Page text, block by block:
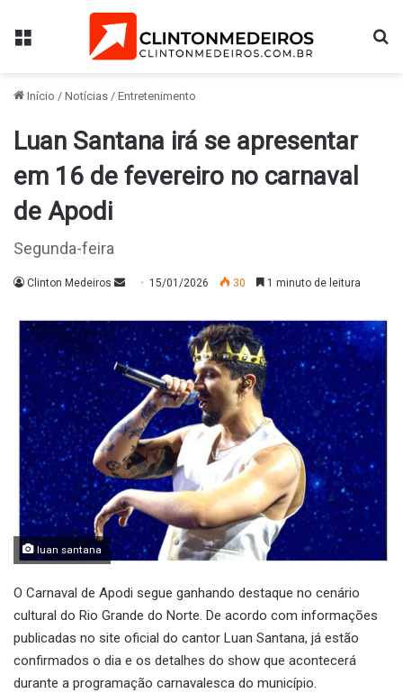
Menu
Início / Notícias / Entretenimento
Luan Santana irá se apresentar
em 16 de fevereiro no carnaval
de Apodi
Segunda-feira
Clinton Medeiros
Mande
e-
mail
15/01/2026 30 1 minuto de leitura
luan santana
O Carnaval de Apodi segue ganhando destaque no cenário
cultural do Rio Grande do Norte. De acordo com informações
publicadas no site oficial do cantor Luan Santana, já estão
confirmados o dia e os detalhes do show que acontecerá
durante a programação carnavalesca do município.